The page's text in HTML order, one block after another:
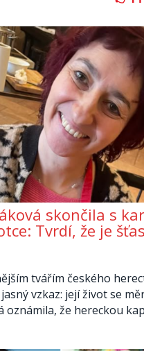
skončila s
Tvrdí, že je
tvářím českého
vzkaz: její život se
oznámila, že hereckou